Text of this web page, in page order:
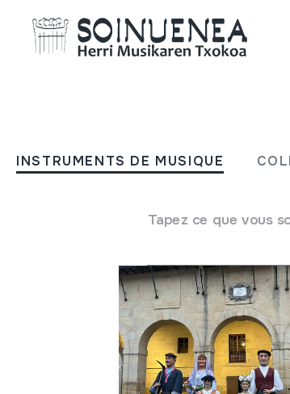
INSTRUMENTS DE MUSIQUE
Tapez ce que vous
Autres